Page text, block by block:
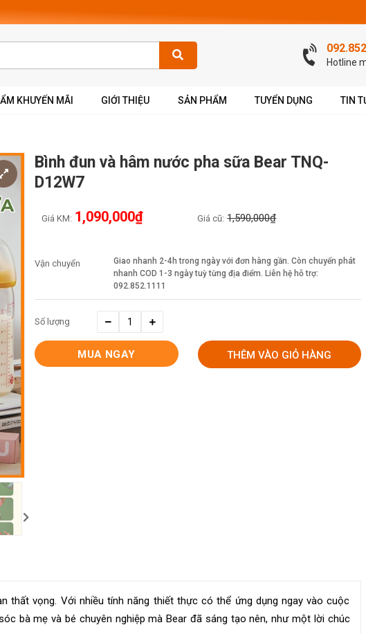
Hotline
KHUYẾN MÃI GIỚI THIỆU SẢN PHẨM TUYỂN DỤNG TIN
Bình đun và hâm nước pha sữa Bear TNQ-
D12W7
Giá KM: 1,090,000₫ Giá cũ: 1,590,000₫
Vận chuyển
Giao nhanh 2-4h trong ngày với đơn hàng gần. Còn chuyển phát
nhanh COD 1-3 ngày tuỳ từng địa điểm. Liên hệ hỗ trợ:
092.852.1111
Số lượng
THÊM VÀO GIỎ HÀNG
MUA NGAY
thất vọng. Với nhiều tính năng thiết thực có thể ứng dụng ngay vào cuộc
bà mẹ và bé chuyên nghiệp mà Bear đã sáng tạo nên, như một lời chúc